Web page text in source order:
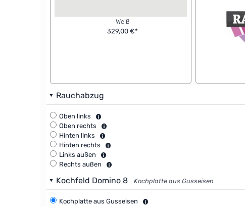
Weiß
329,00 €*
Rauchabzug
Oben links
Oben rechts
Hinten links
Hinten rechts
Links außen
Rechts außen
Kochfeld Domino 8 Kochplatte aus Gusseisen
Kochplatte aus Gusseisen